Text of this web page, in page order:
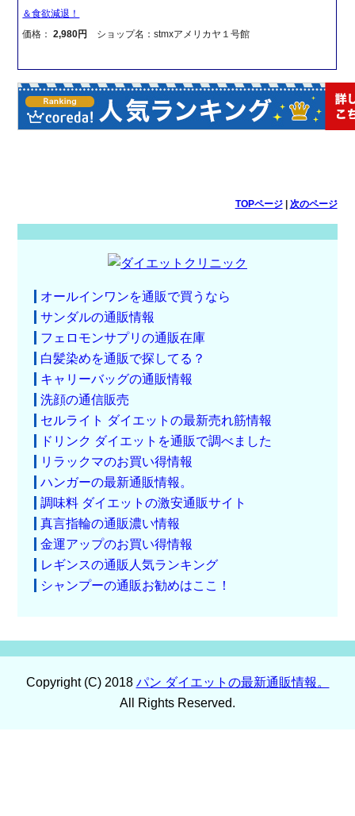
＆食欲減退！
価格：2,980円 ショップ名：stmxアメリカヤ１号館
TOPページ| 次のページ
オールインワンを通販で買うなら
サンダルの通販情報
フェロモンサプリの通販在庫
白髪染めを通販で探してる？
キャリーバッグの通販情報
洗顔の通信販売
セルライト ダイエットの最新売れ筋情報
ドリンク ダイエットを通販で調べました
リラックマのお買い得情報
ハンガーの最新通販情報。
調味料 ダイエットの激安通販サイト
真言指輪の通販濃い情報
金運アップのお買い得情報
レギンスの通販人気ランキング
シャンプーの通販お勧めはここ！
Copyright (C) 2018 パン ダイエットの最新通販情報。
All Rights Reserved.